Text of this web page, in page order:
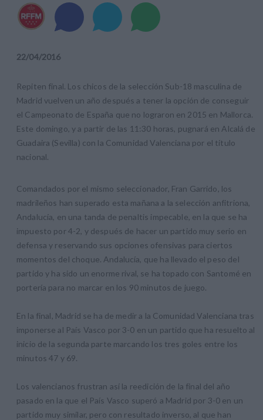
22/04/2016
Repiten final. Los chicos de la selección Sub-18 masculina de
Madrid vuelven un año después a tener la opción de conseguir
el Campeonato de España que no lograron en 2015 en Mallorca.
Este domingo, y a partir de las 11:30 horas, pugnará en Alcalá de
Guadaira (Sevilla) con la Comunidad Valenciana por el título
nacional.
Comandados por el mismo seleccionador, Fran Garrido, los
madrileños han superado esta mañana a la selección anfitriona,
Andalucía, en una tanda de penaltis impecable, en la que se ha
impuesto por 4-2, y después de hacer un partido muy serio en
defensa y reservando sus opciones ofensivas para ciertos
momentos del choque. Andalucía, que ha llevado el peso del
partido y ha sido un enorme rival, se ha topado con Santomé en
portería para no marcar en los 90 minutos de juego.
En la final, Madrid se ha de medir a la Comunidad Valenciana tras
imponerse al País Vasco por 3-0 en un partido que ha resuelto al
inicio de la segunda parte marcando los tres goles entre los
minutos 47 y 69.
Los valencianos frustran así la reedición de la final del año
pasado en la que el País Vasco superó a Madrid por 3-0 en un
partido muy similar, pero con resultado inverso, al que han